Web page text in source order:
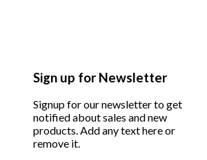
Sign up for Newsletter
Signup for our newsletter to get
notified about sales and new
products. Add any text here or
remove it.